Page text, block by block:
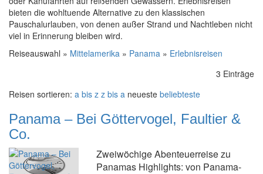
bieten die wohltuende Alternative zu den klassischen
Pauschalurlauben, von denen außer Strand und Nachtleben nicht
viel in Erinnerung bleiben wird.
Reiseauswahl » Mittelamerika » Panama » Erlebnisreisen
3 Einträge
Reisen sortieren: a bis z z bis a neueste beliebteste
Panama – Bei Göttervogel, Faultier &
Co.
Zweiwöchige Abenteuerreise zu
Panamas Highlights: von Panama-